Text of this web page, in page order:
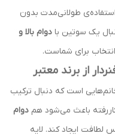
طولانی‌مدت بدون
یک سوتین با دوام بالا و
برای شماست.
از برند معتبر
است که دنبال ترکیب
باعث می‌شود هم دوام
ایجاد کند. لایه